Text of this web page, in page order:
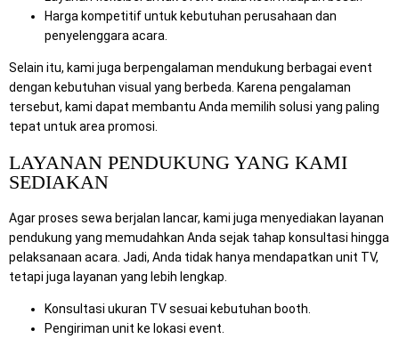
Harga kompetitif untuk kebutuhan perusahaan dan
penyelenggara acara.
Selain itu, kami juga berpengalaman mendukung berbagai event
dengan kebutuhan visual yang berbeda. Karena pengalaman
tersebut, kami dapat membantu Anda memilih solusi yang paling
tepat untuk area promosi.
LAYANAN PENDUKUNG YANG KAMI
SEDIAKAN
Agar proses sewa berjalan lancar, kami juga menyediakan layanan
pendukung yang memudahkan Anda sejak tahap konsultasi hingga
pelaksanaan acara. Jadi, Anda tidak hanya mendapatkan unit TV,
tetapi juga layanan yang lebih lengkap.
Konsultasi ukuran TV sesuai kebutuhan booth.
Pengiriman unit ke lokasi event.